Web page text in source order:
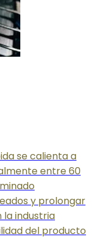
se calienta a
entre 60
y prolongar
la industria
del producto